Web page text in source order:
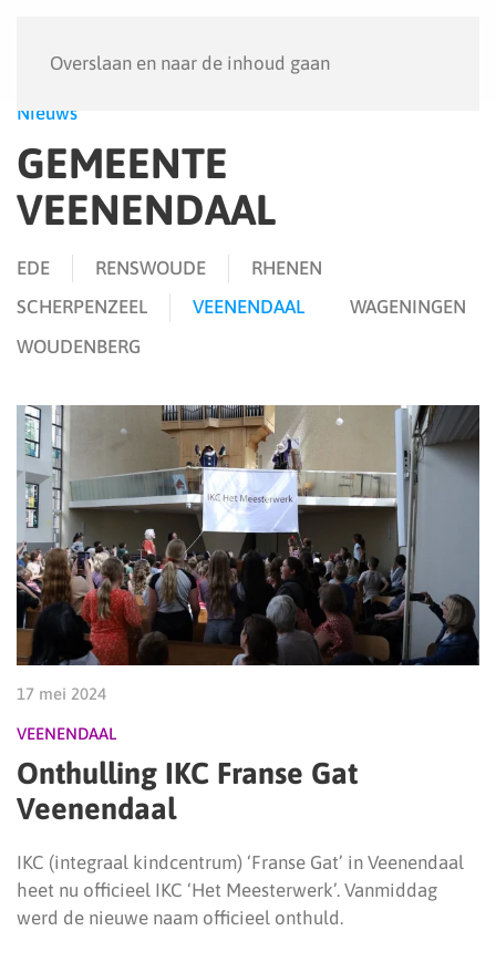
Overslaan en naar de inhoud gaan
Nieuws
GEMEENTE
VEENENDAAL
EDE RENSWOUDE
RHENEN
SCHERPENZEEL
VEENENDAAL
WAGENINGEN
WOUDENBERG
17 mei 2024
VEENENDAAL
Onthulling IKC Franse Gat
Veenendaal
IKC (integraal kindcentrum) ‘Franse Gat’ in Veenendaal
heet nu officieel IKC ‘Het Meesterwerk’. Vanmiddag
werd de nieuwe naam officieel onthuld.